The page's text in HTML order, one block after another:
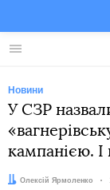
Меню
Новини
У СЗР
кампанією. І
Автор:
Олексій Ярмоленко